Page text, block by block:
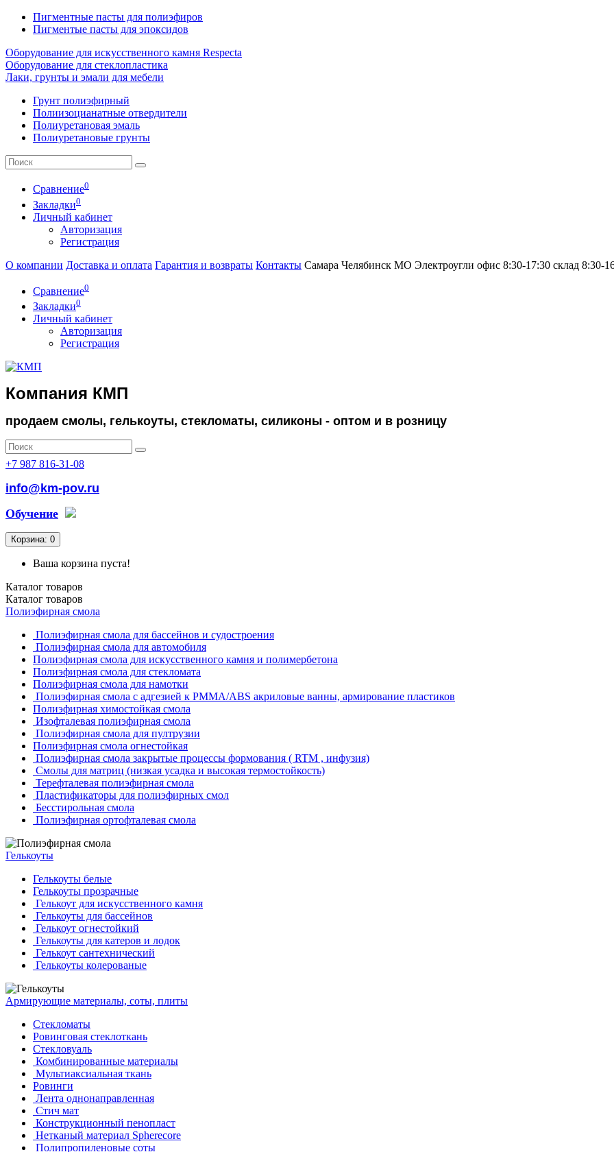
Пигментные пасты для полиэфиров
Пигментые пасты для эпоксидов
Оборудование для искусственного камня Respecta
Оборудование для стеклопластика
Лаки, грунты и эмали для мебели
Грунт полиэфирный
Полиизоцианатные отвердители
Полиуретановая эмаль
Полиуретановые грунты
Сравнение0
Закладки0
Личный кабинет
Авторизация
Регистрация
О компании Доставка и оплата Гарантия и возвраты Контакты Самара Челябинск МO Электроугли офис 8:30-17:30 склад 8:30-
Сравнение0
Закладки0
Личный кабинет
Авторизация
Регистрация
Компания КМП
продаем смолы, гелькоуты, стекломаты, силиконы - оптом и в розницу
+7 987 816-31-08
info@km-pov.ru
Обучение
Корзина: 0
Ваша корзина пуста!
Каталог товаров
Каталог товаров
Полиэфирная смола
Полиэфирная смола для бассейнов и судостроения
Полиэфирная смола для автомобиля
Полиэфирная смола для искусственного камня и полимербетона
Полиэфирная смола для стекломата
Полиэфирная смола для намотки
Полиэфирная смола с адгезией к РММА/АВS акриловые ванны, армирование пластиков
Полиэфирная химостойкая смола
Изофталевая полиэфирная смола
Полиэфирная смола для пултрузии
Полиэфирная смола огнестойкая
Полиэфирная смола закрытые процессы формования ( RTM , инфузия)
Смолы для матриц (низкая усадка и высокая термостойкость)
Терефталевая полиэфирная смола
Пластификаторы для полиэфирных смол
Бесстирольная смола
Полиэфирная ортофталевая смола
Гелькоуты
Гелькоуты белые
Гелькоуты прозрачные
Гелькоут для искусственного камня
Гелькоуты для бассейнов
Гелькоут огнестойкий
Гелькоуты для катеров и лодок
Гелькоут сантехнический
Гелькоуты колерованые
Армирующие материалы, соты, плиты
Стекломаты
Ровинговая стеклоткань
Стекловуаль
Комбинированные материалы
Мультиаксиальная ткань
Ровинги
Лента однонаправленная
Стич мат
Конструкционный пенопласт
Нетканый материал Spherecore
Полипропиленовые соты